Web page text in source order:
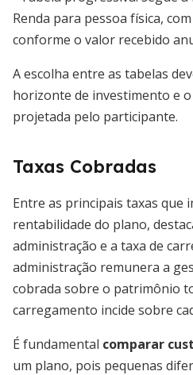
Renda para pessoa física,
conforme o valor recebido
A escolha entre as tabelas
horizonte de investimento e
projetada pelo participante.
Taxas Cobradas
Entre as principais taxas que
rentabilidade do plano,
administração e a taxa de
administração remunera a
cobrada sobre o patrimônio
carregamento incide sobre
É fundamental comparar
um plano, pois pequenas